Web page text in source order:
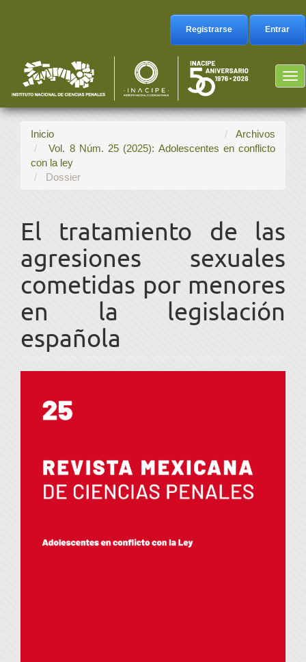
Barra
lateral
Registrarse Entrar
Inicio
Archivos
Vol. 8 Núm. 25 (2025): Adolescentes en conflicto
con la ley
Dossier
El tratamiento de las
agresiones sexuales
cometidas por menores
en la legislación
española
lateral
del